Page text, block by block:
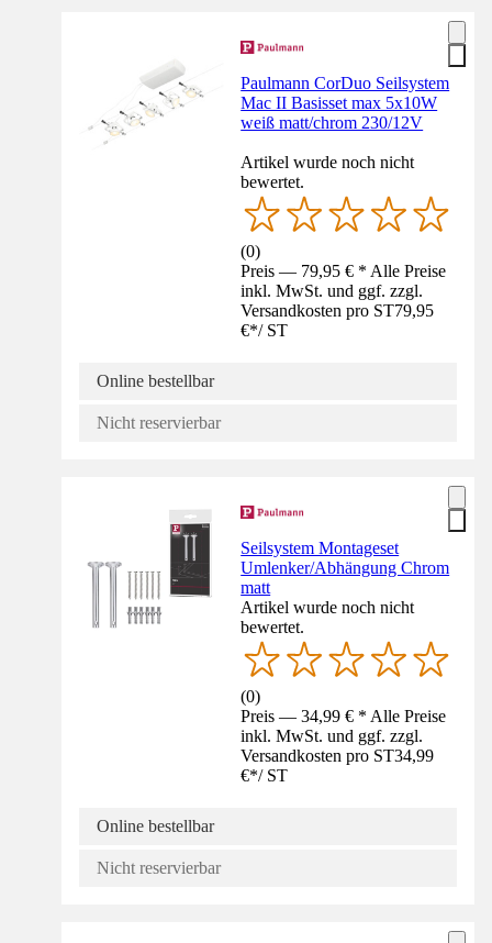
Paulmann CorDuo Seilsystem
Mac II Basisset max 5x10W
weiß matt/chrom 230/12V
Artikel wurde noch nicht
bewertet.
(0)
Preis — 79,95 € * Alle Preise
inkl. MwSt. und ggf. zzgl.
Versandkosten pro ST79,95
€*/ ST
Online bestellbar
Nicht reservierbar
Seilsystem Montageset
Umlenker/Abhängung Chrom
matt
Artikel wurde noch nicht
bewertet.
(0)
Preis — 34,99 € * Alle Preise
inkl. MwSt. und ggf. zzgl.
Versandkosten pro ST34,99
€*/ ST
Online bestellbar
Nicht reservierbar